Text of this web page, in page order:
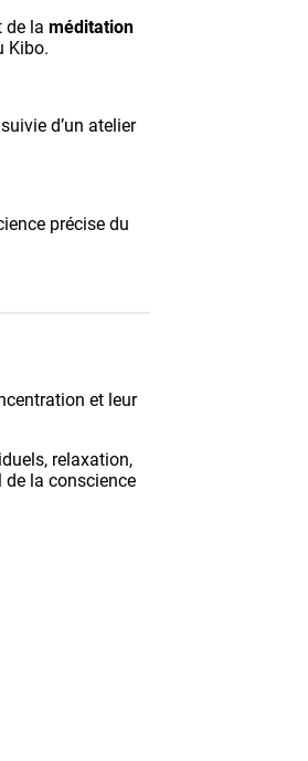
de la méditation
Kibo.
d’un atelier
précise du
et leur
relaxation,
de la conscience